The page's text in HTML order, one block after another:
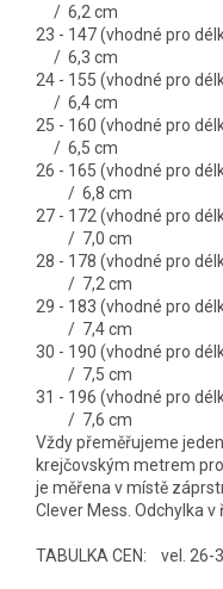
/ 6,2 cm
23 - 147 (vhodné
/ 6,3 cm
24 - 155 (vhodné
/ 6,4 cm
25 - 160 (vhodné
/ 6,5 cm
26 - 165 (vhodné pro
/ 6,8 cm
27 - 172 (vhodné pro
/ 7,0 cm
28 - 178 (vhodné pro
/ 7,2 cm
29 - 183 (vhodné pro
/ 7,4 cm
30 - 190 (vhodné pro
/ 7,5 cm
31 - 196 (vhodné pro
/ 7,6 cm
Vždy přeměřujeme
krejčovským metrem
je měřena v místě
Clever Mess. Odchylka
TABULKA CEN: vel. 26-